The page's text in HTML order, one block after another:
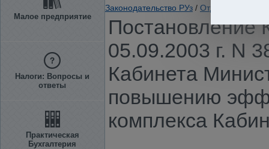
Малое предприятие
Налоги: Вопросы и
ответы
Практическая
Бухгалтерия
Законодательство РУз / Отдельные
Постановление
05.09.2003 г. N
Кабинета
повышению
комплекса